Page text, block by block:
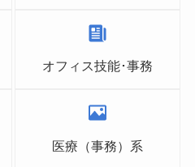
オフィス技能･事務
医療（事務）系